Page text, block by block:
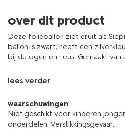
over dit product
Deze folieballon ziet eruit als
ballon is zwart, heeft een
bij de ogen en neus. Gemaakt van
lees verder
waarschuwingen
Niet geschikt voor kinderen
onderdelen. Verstikkingsgevaar.